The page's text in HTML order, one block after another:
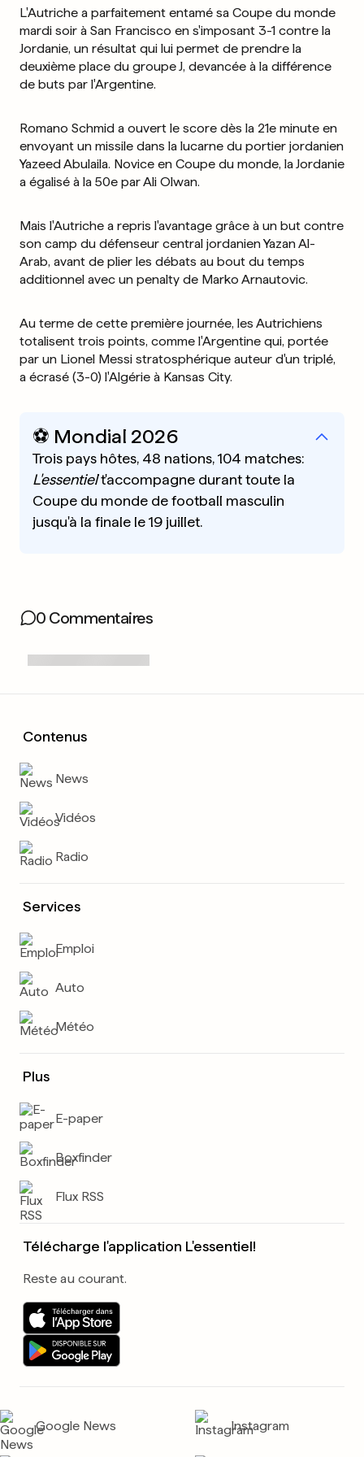
L'Autriche a parfaitement entamé sa Coupe du monde
mardi soir à San Francisco en s'imposant 3-1 contre la
Jordanie, un résultat qui lui permet de prendre la
deuxième place du groupe J, devancée à la différence
de buts par l'Argentine.
Romano Schmid a ouvert le score dès la 21e minute en
envoyant un missile dans la lucarne du portier jordanien
Yazeed Abulaila. Novice en Coupe du monde, la Jordanie
a égalisé à la 50e par Ali Olwan.
Mais l'Autriche a repris l'avantage grâce à un but contre
son camp du défenseur central jordanien Yazan Al-
Arab, avant de plier les débats au bout du temps
additionnel avec un penalty de Marko Arnautovic.
Au terme de cette première journée, les Autrichiens
totalisent trois points, comme l'Argentine qui, portée
par un Lionel Messi stratosphérique auteur d'un triplé,
a écrasé (3-0) l'Algérie à Kansas City.
⚽️ Mondial 2026
Trois pays hôtes, 48 nations, 104 matches:
L'essentielt'accompagne durant toute la
Coupe du monde de football masculin
jusqu'à la finale le 19 juillet.
0 Commentaires
Contenus
News
Vidéos
Radio
Services
Emploi
Auto
Météo
Plus
E-paper
Boxfinder
Flux RSS
Télécharge l'application L'essentiel!
Reste au courant.
Google News Instagram